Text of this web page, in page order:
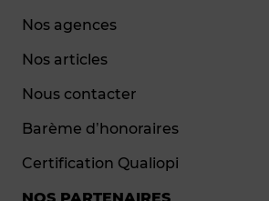
Nos agences
Nos articles
Nous contacter
Barème d’honoraires
Certification Qualiopi